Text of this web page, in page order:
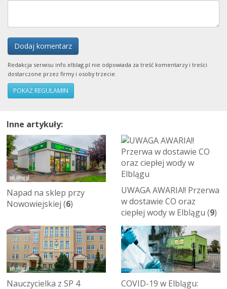
Dodaj komentarz
Redakcja serwisu info.elblag.pl nie odpowiada za treść komentarzy i treści
dostarczone przez firmy i osoby trzecie.
POKAŻ REGULAMIN
Inne artykuły:
Napad na sklep przy
Nowowiejskiej (6)
UWAGA AWARIA!! Przerwa
w dostawie CO oraz
ciepłej wody w Elblągu (9)
Nauczycielka z SP 4
COVID-19 w Elblągu: